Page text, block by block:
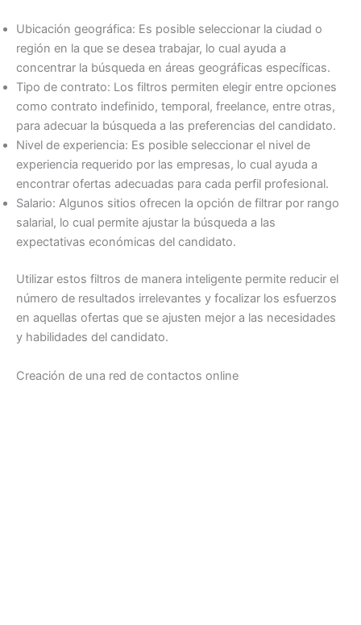
Ubicación geográfica: Es posible seleccionar la ciudad o
región en la que se desea trabajar, lo cual ayuda a
concentrar la búsqueda en áreas geográficas específicas.
Tipo de contrato: Los filtros permiten elegir entre opciones
como contrato indefinido, temporal, freelance, entre otras,
para adecuar la búsqueda a las preferencias del candidato.
Nivel de experiencia: Es posible seleccionar el nivel de
experiencia requerido por las empresas, lo cual ayuda a
encontrar ofertas adecuadas para cada perfil profesional.
Salario: Algunos sitios ofrecen la opción de filtrar por rango
salarial, lo cual permite ajustar la búsqueda a las
expectativas económicas del candidato.
Utilizar estos filtros de manera inteligente permite reducir el
número de resultados irrelevantes y focalizar los esfuerzos
en aquellas ofertas que se ajusten mejor a las necesidades
y habilidades del candidato.
Creación de una red de contactos online